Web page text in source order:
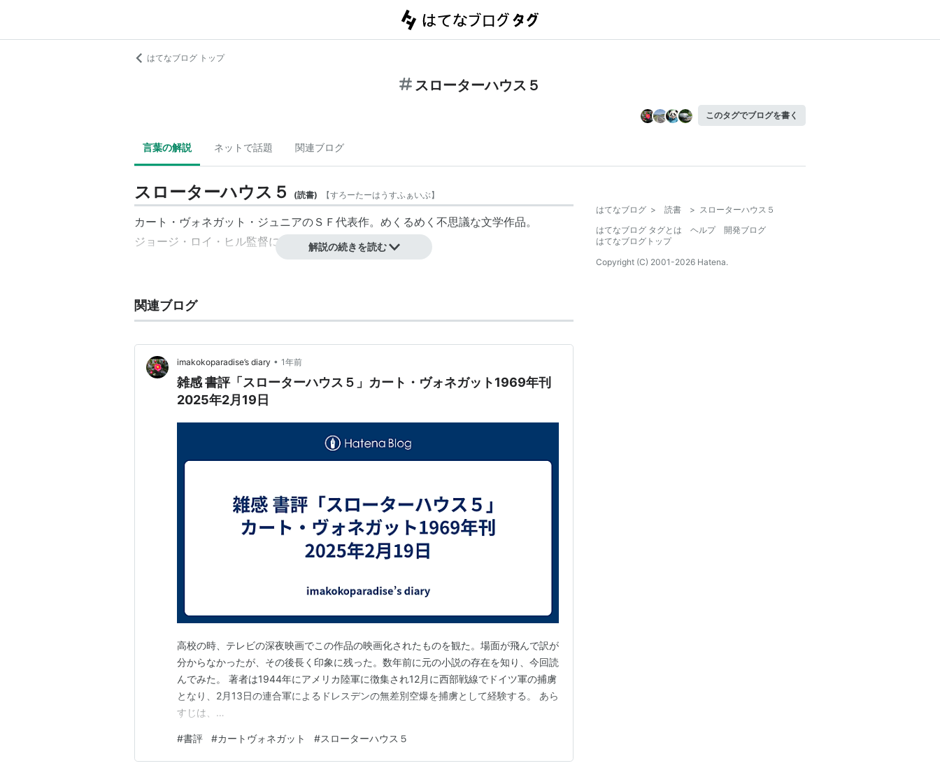
はてなブログ トップ
スローターハウス５
このタグでブログを書く
言葉の解説 ネットで話題 関連ブログ
スローターハウス５ (読書) 【すろーたーはうすふぁいぶ】
カート・ヴォネガット・ジュニアのＳＦ代表作。めくるめく不思議な文学作品。
ジョージ・ロイ・ヒル監督により映画化されている。
解説の続きを読む
関連ブログ
imakokoparadise’s diary • 1年前
雑感 書評「スローターハウス５」カート・ヴォネガット1969年刊
2025年2月19日
高校の時、テレビの深夜映画でこの作品の映画化されたものを観た。場面が飛んで訳が
分からなかったが、その後長く印象に残った。数年前に元の小説の存在を知り、今回読
んでみた。 著者は1944年にアメリカ陸軍に徴集され12月に西部戦線でドイツ軍の捕虜
となり、2月13日の連合軍によるドレスデンの無差別空爆を捕虜として経験する。 あら
すじは、
E3%83%BC%E3%83%8F%E3%82%A6%E3%82%B95 読むにしくは無いが、大雑把に
言えば、トマルファマド星人に誘拐…
#書評 #カートヴォネガット #スローターハウス５
はてなブログ > 読書 > スローターハウス５
はてなブログ タグとは
ヘルプ
開発ブログ
はてなブログトップ
Copyright (C) 2001-2026 Hatena.